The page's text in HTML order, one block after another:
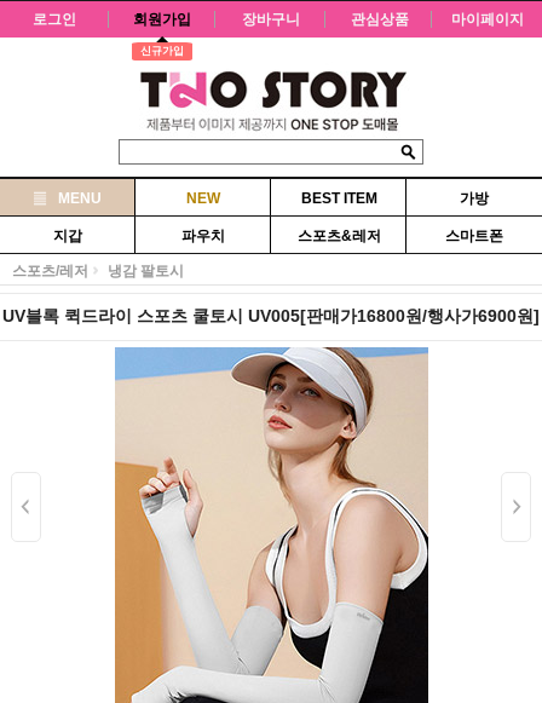
로그인 회원가입
신규가입
장바구니 관심상품 마이페이지
MENU NEW BEST ITEM 가방
지갑 파우치 스포츠&레저 스마트폰
스포츠/레저 냉감 팔토시
UV블록 퀵드라이 스포츠 쿨토시 UV005[판매가16800원/행사가6900원]